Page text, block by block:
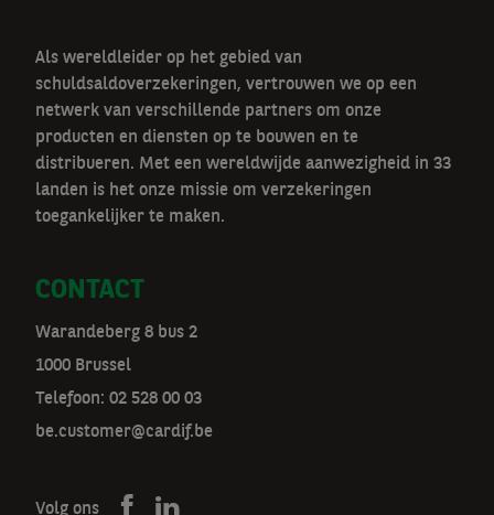
Als wereldleider op het gebied van
schuldsaldoverzekeringen, vertrouwen we op een
netwerk van verschillende partners om onze
producten en diensten op te bouwen en te
distribueren. Met een wereldwijde aanwezigheid in 33
landen is het onze missie om verzekeringen
toegankelijker te maken.
CONTACT
Warandeberg 8 bus 2
1000 Brussel
Telefoon: 02 528 00 03
be.customer@cardif.be
Volg ons